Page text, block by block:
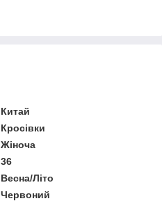
Китай
Кросівки
Жіноча
36
Весна/Літо
Червоний